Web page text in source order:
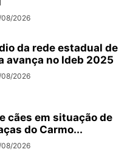
2026
da rede estadual de
avança no Ideb 2025
2026
cães em situação de
do Carmo...
2026